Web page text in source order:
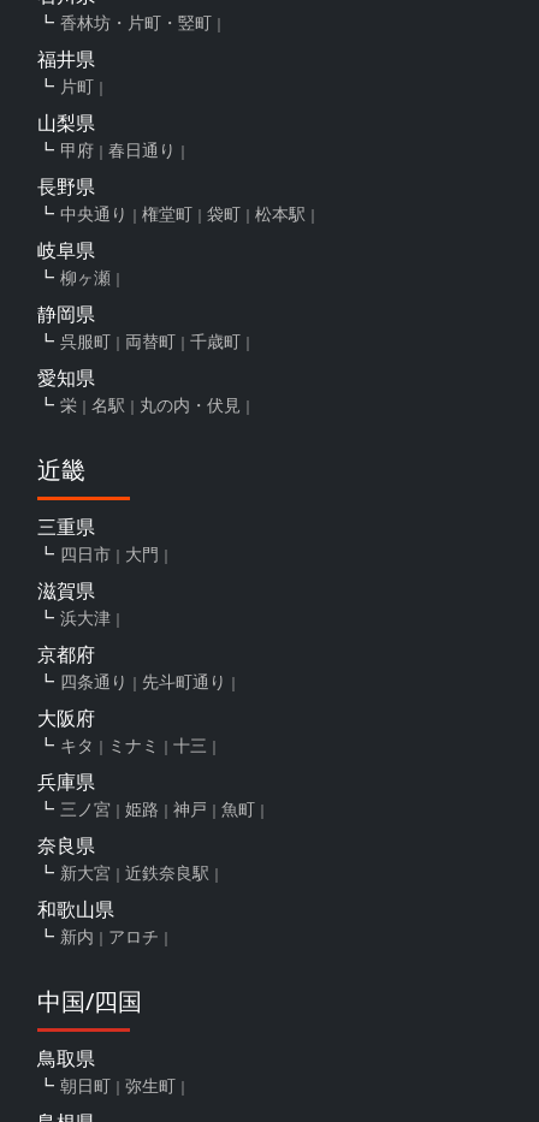
香林坊・片町・竪町
福井県
片町
山梨県
甲府 春日通り
長野県
中央通り 権堂町 袋町 松本駅
岐阜県
柳ヶ瀬
静岡県
呉服町 両替町 千歳町
愛知県
栄 名駅 丸の内・伏見
近畿
三重県
四日市 大門
滋賀県
浜大津
京都府
四条通り 先斗町通り
大阪府
キタ ミナミ 十三
兵庫県
三ノ宮 姫路 神戸 魚町
奈良県
新大宮 近鉄奈良駅
和歌山県
新内 アロチ
中国/四国
鳥取県
朝日町 弥生町